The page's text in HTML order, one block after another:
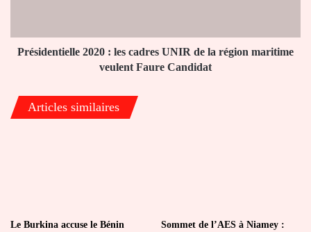
région
maritime
Candidat
Présidentielle 2020 : les cadres UNIR de la région maritime
veulent Faure Candidat
Articles similaires
Le Burkina accuse le Bénin
Sommet de l’AES à Niamey :